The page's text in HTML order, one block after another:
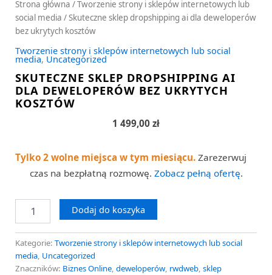
Strona główna /Tworzenie strony i sklepów internetowych lub
social media / Skuteczne sklep dropshipping ai dla deweloperów
bez ukrytych kosztów
Tworzenie strony i sklepów internetowych lub social
media, Uncategorized
SKUTECZNE SKLEP DROPSHIPPING AI
DLA DEWELOPERÓW BEZ UKRYTYCH
KOSZTÓW
1 499,00 zł
Tylko 2 wolne miejsca w tym miesiącu. Zarezerwuj
czas na bezpłatną rozmowę. Zobacz pełną ofertę.
Dodaj do koszyka
Kategorie: Tworzenie strony i sklepów internetowych lub social
media, Uncategorized
Znaczników: Biznes Online, deweloperów, rwdweb, sklep